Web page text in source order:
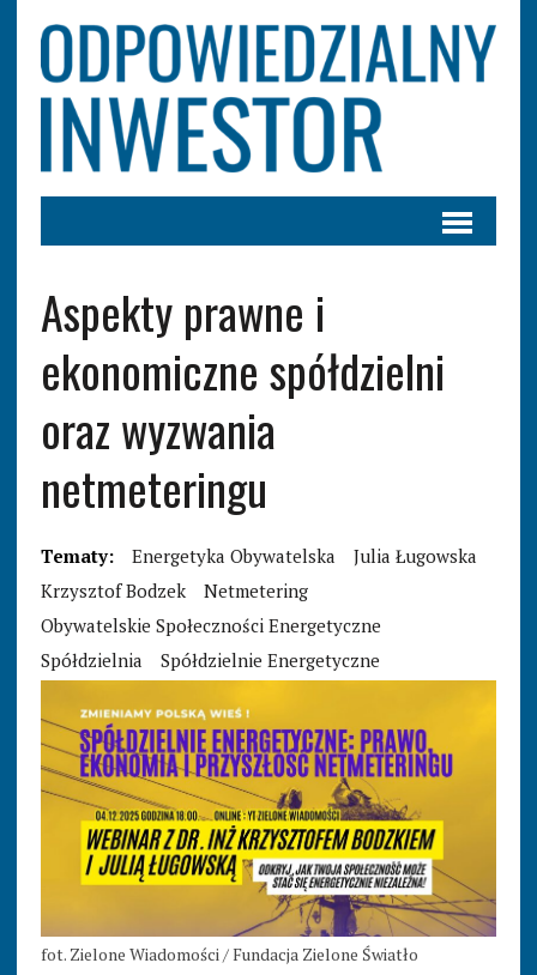
Aspekty prawne i
ekonomiczne spółdzielni
oraz wyzwania
netmeteringu
Tematy: Energetyka Obywatelska
Julia Ługowska
Krzysztof Bodzek
Netmetering
Obywatelskie Społeczności Energetyczne
Spółdzielnia
Spółdzielnie Energetyczne
fot. Zielone Wiadomości / Fundacja Zielone Światło